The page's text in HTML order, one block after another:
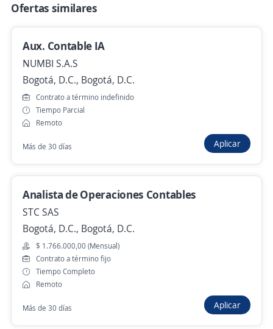
Hace 2 horas
Se precisa Urgente
Auxiliar Ambiental
Bogotá, D.C., Bogotá, D.C.
$ 1.750.905,00 (Mensual)
Hace 2 horas
Se precisa Urgente
Auxiliar Cocina
CENTRO DE EMPLEO Y TALENTO
COLSUBSIDIO
Ofertas similares
Aux. Contable IA
NUMBI S.A.S
Bogotá, D.C., Bogotá, D.C.
Contrato a término indefinido
Tiempo Parcial
Remoto
Más de 30 días Aplicar
Analista de Operaciones Contables
STC SAS
Bogotá, D.C., Bogotá, D.C.
$ 1.766.000,00 (Mensual)
Contrato a término fijo
Tiempo Completo
Remoto
Más de 30 días Aplicar